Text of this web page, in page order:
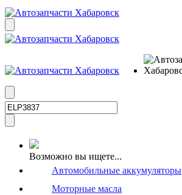
Возможно вы ищете...
Автомобильные аккумуляторы
Моторные масла